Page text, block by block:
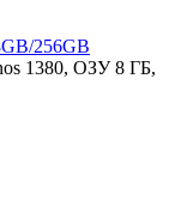
256GB
1380, ОЗУ 8 ГБ,